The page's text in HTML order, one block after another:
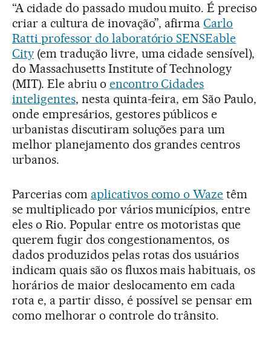
“A cidade do passado mudou muito. É preciso
criar a cultura de inovação”, afirmaCarlo
Ratti professor do laboratório SENSEable
City(em tradução livre, uma cidade sensível),
do Massachusetts Institute of Technology
(MIT). Ele abriu o encontro Cidades
inteligentes, nesta quinta-feira, em São Paulo,
onde empresários, gestores públicos e
urbanistas discutiram soluções para um
melhor planejamento dos grandes centros
urbanos.
Parcerias com aplicativos como o Waze têm
se multiplicado por vários municípios, entre
eles o Rio. Popular entre os motoristas que
querem fugir dos congestionamentos, os
dados produzidos pelas rotas dos usuários
indicam quais são os fluxos mais habituais, os
horários de maior deslocamento em cada
rota e, a partir disso, é possível se pensar em
como melhorar o controle do trânsito.